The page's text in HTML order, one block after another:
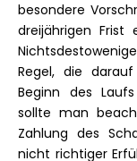
besondere
dreijährigen Frist
Regel, die
Beginn des
sollte man
Zahlung des
nicht richtiger